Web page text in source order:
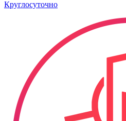
Круглосуточно